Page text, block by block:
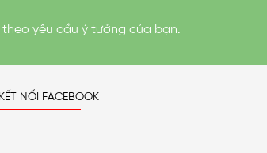
yêu cầu ý tưởng của bạn.
KẾT NỐI FACEBOOK